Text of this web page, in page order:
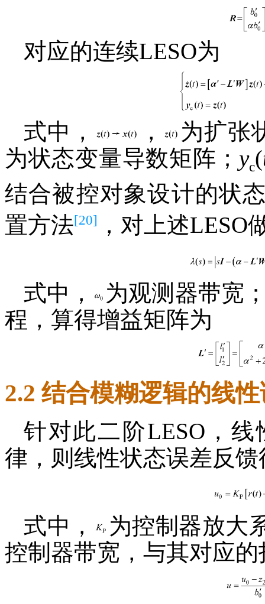
对应的连续LESO为
式中， ，
为扩张
为状态变量导数矩阵； yc(
结合被控对象设计的状
置方法[20] ，对上述LESO
式中，
为观测器带宽
程，算得增益矩阵为
2.2 结合模糊逻辑的线
针对此二阶LESO，
律，则线性状态误差反馈
式中，
为控制器放大
控制器带宽，与其对应